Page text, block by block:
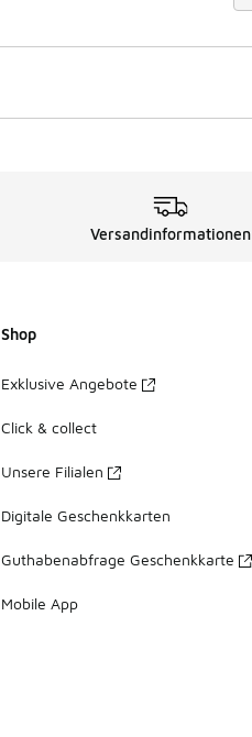
Versandinformationen
Shop
Exklusive Angebote
Click & collect
Unsere Filialen
Digitale Geschenkkarten
Guthabenabfrage Geschenkkarte
Mobile App